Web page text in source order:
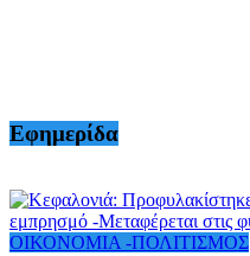
Εφημερίδα
ΟΙΚΟΝΟΜΙΑ -ΠΟΛΙΤΙΣΜΟΣ